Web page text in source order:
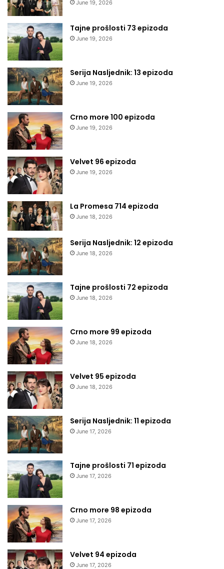
June 19, 2026
Tajne prošlosti 73 epizoda
June 19, 2026
Serija Nasljednik: 13 epizoda
June 19, 2026
Crno more 100 epizoda
June 19, 2026
Velvet 96 epizoda
June 19, 2026
La Promesa 714 epizoda
June 18, 2026
Serija Nasljednik: 12 epizoda
June 18, 2026
Tajne prošlosti 72 epizoda
June 18, 2026
Crno more 99 epizoda
June 18, 2026
Velvet 95 epizoda
June 18, 2026
Serija Nasljednik: 11 epizoda
June 17, 2026
Tajne prošlosti 71 epizoda
June 17, 2026
Crno more 98 epizoda
June 17, 2026
Velvet 94 epizoda
June 17, 2026